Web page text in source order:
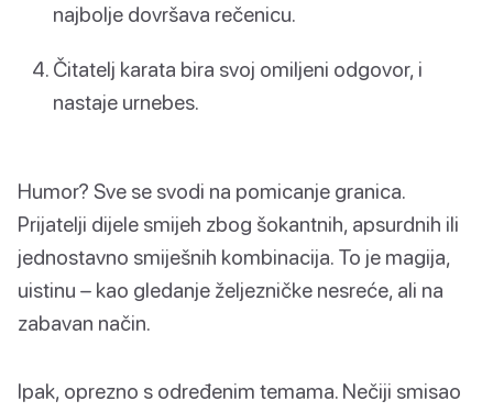
najbolje dovršava rečenicu.
Čitatelj karata bira svoj omiljeni odgovor, i
nastaje urnebes.
Humor? Sve se svodi na pomicanje granica.
Prijatelji dijele smijeh zbog šokantnih, apsurdnih ili
jednostavno smiješnih kombinacija. To je magija,
uistinu – kao gledanje željezničke nesreće, ali na
zabavan način.
Ipak, oprezno s određenim temama. Nečiji smisao